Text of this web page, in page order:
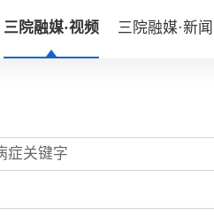
三院融媒·视频 三院融媒·新闻